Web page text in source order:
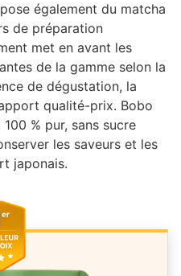
également du matcha
de préparation
met en avant les
de la gamme selon la
de dégustation, la
qualité-prix. Bobo
% pur, sans sucre
les saveurs et les
japonais.